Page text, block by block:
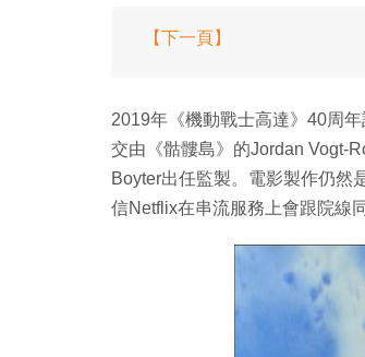
【下一頁】
2019年《機動戰士高達》40周
交由《骷髏島》的Jordan Vogt-
Boyter出任監製。電影製作仍然
信Netflix在串流服務上會跟院線